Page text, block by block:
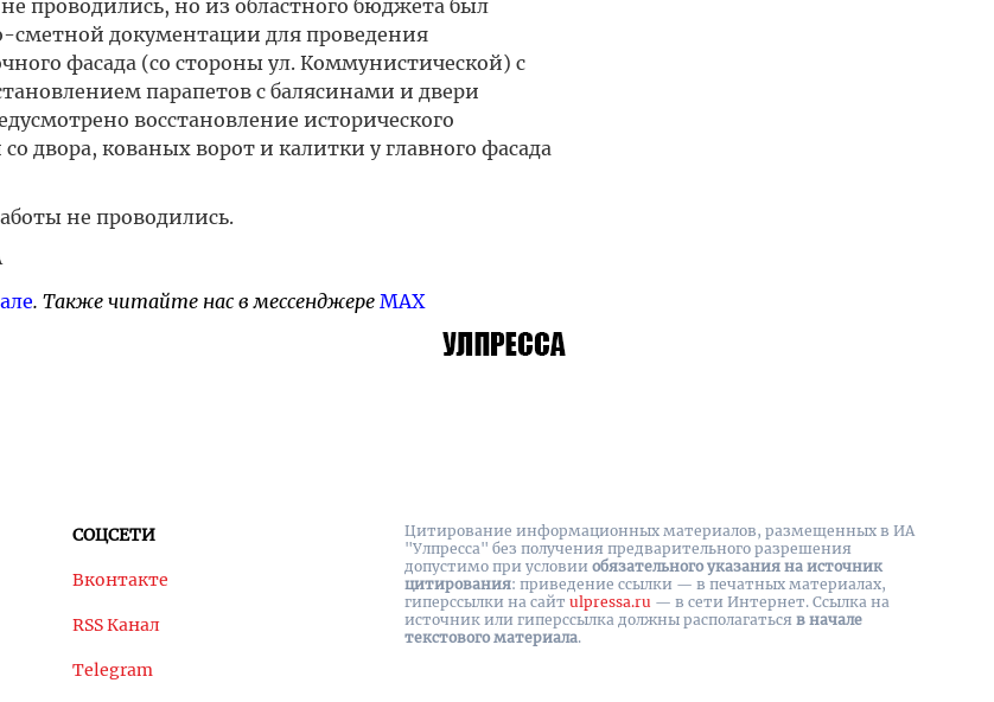
проводились, но из областного бюджета был
сметной документации для проведения
фасада (со стороны ул. Коммунистической) с
парапетов с балясинами и двери
восстановление исторического
двора, кованых ворот и калитки у главного фасада
не проводились.
. Также читайте нас в мессенджере MAX
СОЦСЕТИ
Вконтакте
RSS Канал
Telegram
Цитирование информационных материалов, размещенных в ИА
"Улпресса" без получения предварительного разрешения
допустимо при условии обязательного указания на источник
цитирования: приведение ссылки — в печатных материалах,
гиперссылки на cайт ulpressa.ru — в сети Интернет. Ссылка на
источник или гиперссылка должны располагаться в начале
текстового материала.